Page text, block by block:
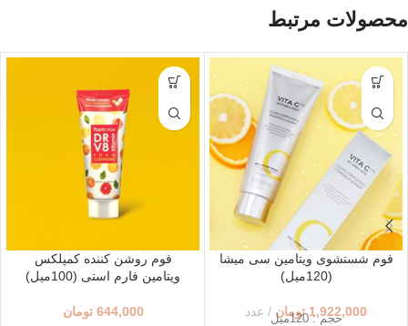
محصولات مرتبط
فوم شستشوی ویتامین سی میشا
(120میل)
1,922,000 تومان عدد
حجم : 120میل
فوم روشن کننده کمپلکس
ویتامین فارم استی (100میل)
644,000 تومان